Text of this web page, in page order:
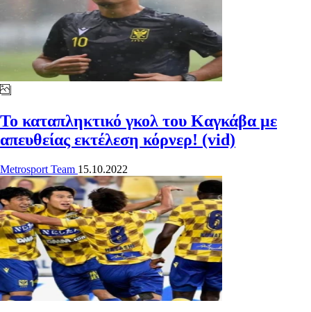
Το καταπληκτικό γκολ του Καγκάβα με
απευθείας εκτέλεση κόρνερ! (vid)
Metrosport Team 15.10.2022